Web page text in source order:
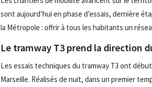
sont aujourd’hui en phase d’essais, dernière
la Métropole : offrir à tous les habitants un
Le tramway T3 prend la direction
Les essais techniques du tramway T3 ont
Marseille. Réalisés de nuit, dans un premier